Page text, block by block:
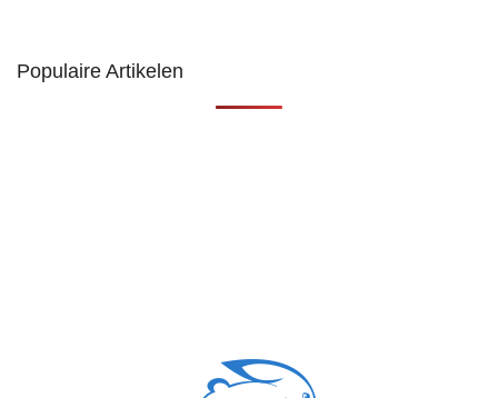
Populaire Artikelen